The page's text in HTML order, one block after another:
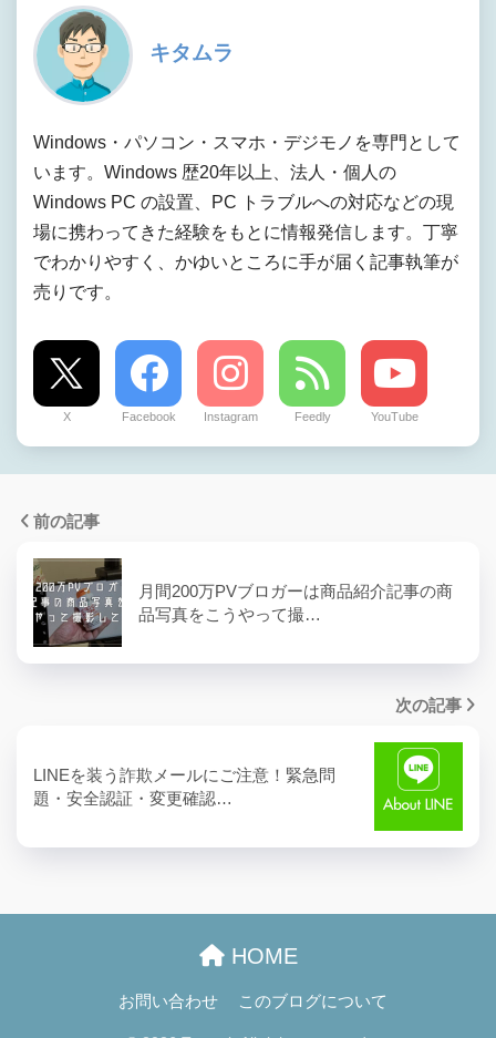
キタムラ
Windows・パソコン・スマホ・デジモノを専門として
います。Windows 歴20年以上、法人・個人の
Windows PC の設置、PC トラブルへの対応などの現
場に携わってきた経験をもとに情報発信します。丁寧
でわかりやすく、かゆいところに手が届く記事執筆が
売りです。
X Facebook Instagram Feedly YouTube
前の記事
月間200万PVブロガーは商品紹介記事の商
品写真をこうやって撮…
次の記事
LINEを装う詐欺メールにご注意！緊急問
題・安全認証・変更確認…
HOME
お問い合わせ このブログについて